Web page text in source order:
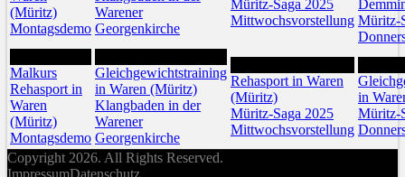
(Müritz)
Montagsdemo
Warener
Georgenkirche
Müritz-Saga 2025
Mittwochsvorstellung Müritz-
Malkurs
Rehasport in
Waren
(Müritz)
Montagsdemo
Gleichgewichtstraining
in Waren (Müritz)
Klangbaden in der
Warener
Georgenkirche
Rehasport in Waren
(Müritz)
Müritz-Saga 2025
Mittwochsvorstellung
in
Müritz-
Copyright 2026. All Rights Reserved.
ImpressumDatenschutz